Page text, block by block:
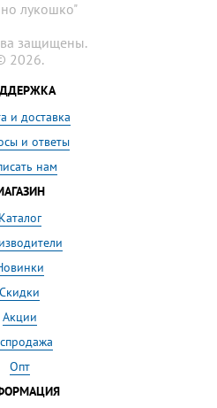
лукошко"
защищены.
2026.
и доставка
и ответы
нам
Каталог
Скидки
Акции
Опт